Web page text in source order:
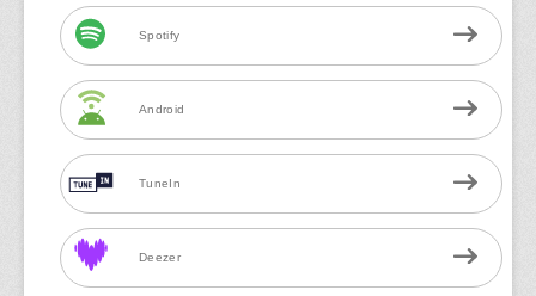
Spotify
Android
TuneIn
Deezer